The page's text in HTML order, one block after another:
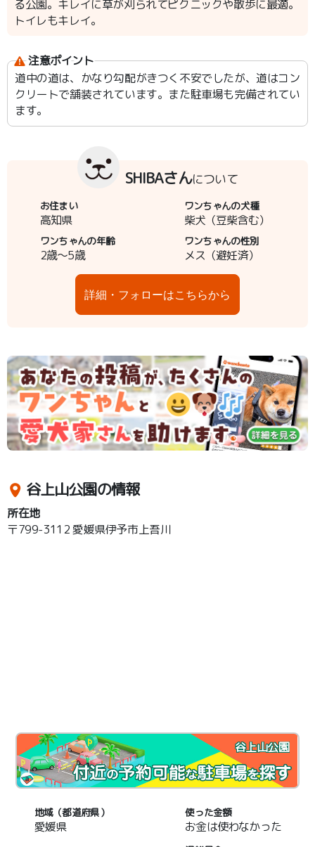
る公園。キレイに草が刈られてピクニックや散歩に最適。
トイレもキレイ。
注意ポイント
道中の道は、かなり勾配がきつく不安でしたが、道はコン
クリートで舗装されています。また駐車場も完備されてい
ます。
SHIBAさんについて
お住まい
高知県
ワンちゃんの犬種
柴犬（豆柴含む）
ワンちゃんの年齢
2歳～5歳
ワンちゃんの性別
メス（避妊済）
詳細・フォローはこちらから
谷上山公園の情報
所在地
〒799-3112 愛媛県伊予市上吾川
谷上山公園
地域（都道府県）
愛媛県
使った金額
お金は使わなかった